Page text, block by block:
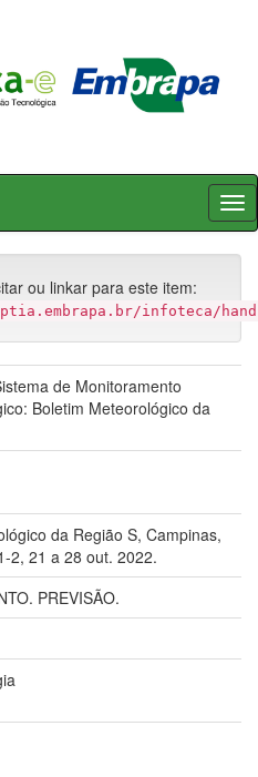
ou linkar para este item:
infoteca/
de Monitoramento
Boletim Meteorológico da
da Região S, Campinas,
2, 21 a 28 out. 2022.
PREVISÃO.